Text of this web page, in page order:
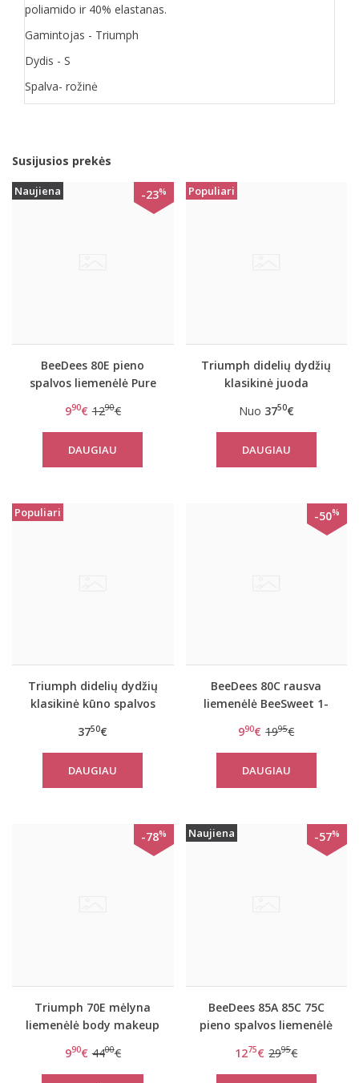
poliamido ir 40% elastanas.
Gamintojas - Triumph
Dydis - S
Spalva- rožinė
Susijusios prekės
Naujiena -23%
BeeDees 80E pieno
spalvos liemenėlė Pure
990€ 1290€
DAUGIAU
Populiari
Triumph didelių dydžių
klasikinė juoda
Nuo 3750€
DAUGIAU
Populiari
Triumph didelių dydžių
klasikinė kūno spalvos
3750€
DAUGIAU
-50%
BeeDees 80C rausva
liemenėlė BeeSweet 1-
990€ 1995€
DAUGIAU
-78%
Triumph 70E mėlyna
liemenėlė body makeup
990€ 4400€
Naujiena -57%
BeeDees 85A 85C 75C
pieno spalvos liemenėlė
1275€ 2995€